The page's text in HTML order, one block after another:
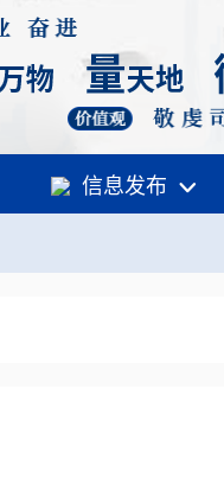
信息发布